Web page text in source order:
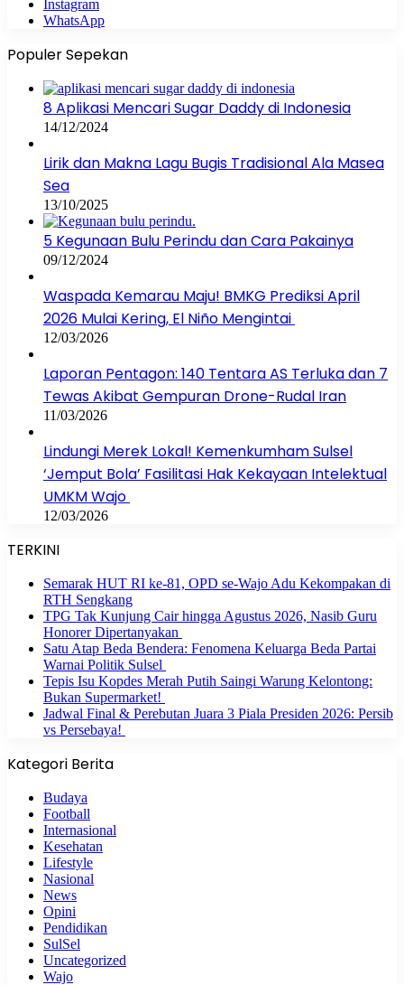
Instagram
WhatsApp
Populer Sepekan
8 Aplikasi Mencari Sugar Daddy di Indonesia
14/12/2024
Lirik dan Makna Lagu Bugis Tradisional Ala Masea
Sea
13/10/2025
5 Kegunaan Bulu Perindu dan Cara Pakainya
09/12/2024
Waspada Kemarau Maju! BMKG Prediksi April
2026 Mulai Kering, El Niño Mengintai
12/03/2026
Laporan Pentagon: 140 Tentara AS Terluka dan 7
Tewas Akibat Gempuran Drone-Rudal Iran
11/03/2026
Lindungi Merek Lokal! Kemenkumham Sulsel
‘Jemput Bola’ Fasilitasi Hak Kekayaan Intelektual
UMKM Wajo
12/03/2026
TERKINI
Semarak HUT RI ke-81, OPD se-Wajo Adu Kekompakan di
RTH Sengkang
TPG Tak Kunjung Cair hingga Agustus 2026, Nasib Guru
Honorer Dipertanyakan
Satu Atap Beda Bendera: Fenomena Keluarga Beda Partai
Warnai Politik Sulsel
Tepis Isu Kopdes Merah Putih Saingi Warung Kelontong:
Bukan Supermarket!
Jadwal Final & Perebutan Juara 3 Piala Presiden 2026: Persib
vs Persebaya!
Kategori Berita
Budaya
Football
Internasional
Kesehatan
Lifestyle
Nasional
News
Opini
Pendidikan
SulSel
Uncategorized
Wajo